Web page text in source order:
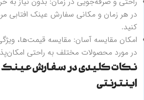
در هر زمان و مکانی سفارش عینک افتابی
کنید.
امکان مقایسه آسان: مقایسه قیمت‌ها،
در مورد محصولات مختلف به راحتی
نکات کلیدی در سفارش عینک
اینترنتی